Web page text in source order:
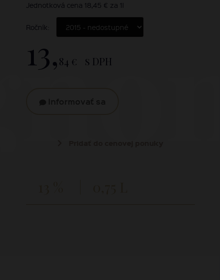
Jednotková cena 18,45 € za 1l
Ročník:
13,84 € s DPH